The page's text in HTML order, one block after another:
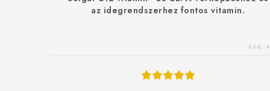
az idegrendszerhez fontos vitamin.
Kód: